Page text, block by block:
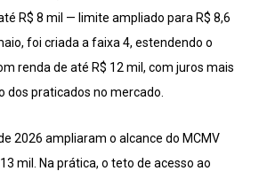
R$ 8 mil — limite ampliado para R$ 8,6
foi criada a faixa 4, estendendo o
renda de até R$ 12 mil, com juros mais
dos praticados no mercado.
2026 ampliaram o alcance do MCMV
mil. Na prática, o teto de acesso ao